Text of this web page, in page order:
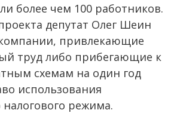
более чем 100 работников.
депутат Олег Шеин
привлекающие
труд либо прибегающие к
схемам на один год
использования
режима.